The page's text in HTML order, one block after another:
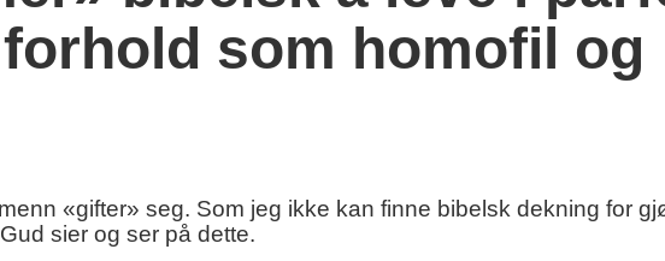
som homofil og
«gifter» seg. Som jeg ikke kan finne bibelsk dekning for
sier og ser på dette.